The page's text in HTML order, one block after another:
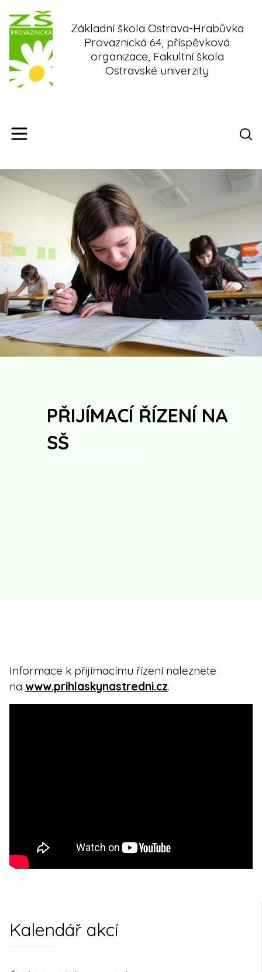
content
Základní škola Ostrava-Hrabůvka
Provaznická 64, příspěvková
organizace, Fakultní škola
Ostravské univerzity
PŘIJÍMACÍ ŘÍZENÍ NA
SŠ
Informace k přijímacímu řízení naleznete
na www.prihlaskynastredni.cz.
Kalendář akcí